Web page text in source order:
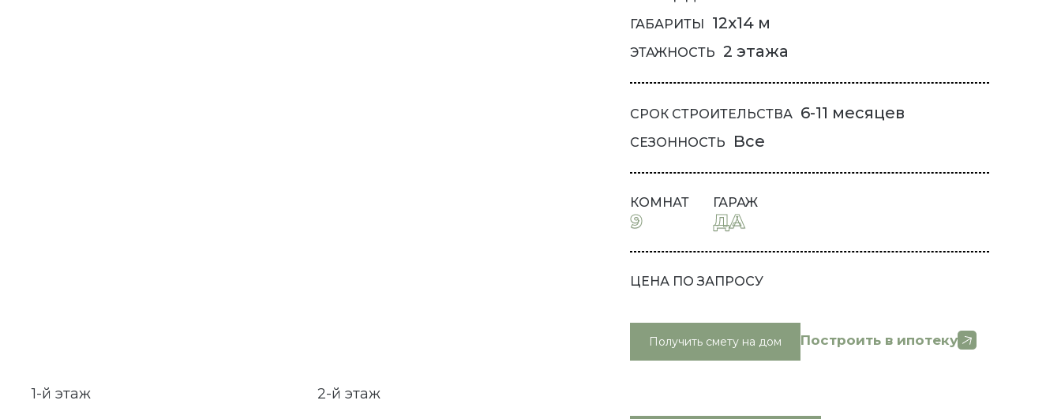
ГАБАРИТЫ 12x14 м
ЭТАЖНОСТЬ 2 этажа
СРОК СТРОИТЕЛЬСТВА 6-11 месяцев
СЕЗОННОСТЬ Все
КОМНАТ
9
ГАРАЖ
ДА
ЦЕНА ПО ЗАПРОСУ
Получить смету на дом Построить в ипотеку
1-й этаж 2-й этаж